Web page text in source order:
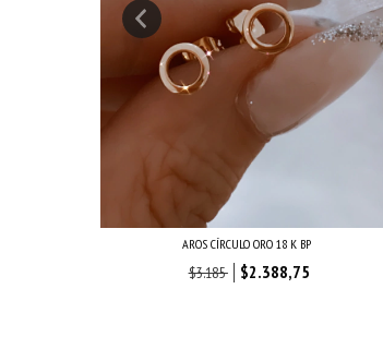
AROS CÍRCULO ORO 18 K BP
$3.185 $2.388,75